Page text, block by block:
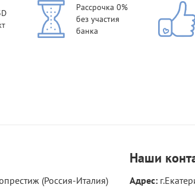
Рассрочка 0%
без участия
банка
(Россия-Италия)
Наши
Адрес: